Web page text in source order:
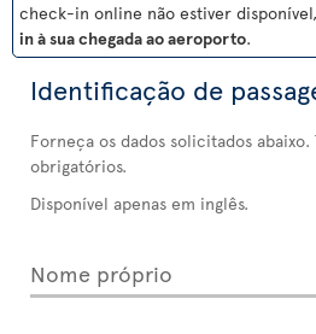
check-in online não estiver disponível,
in à sua chegada ao aeroporto.
Identificação de
Forneça os dados solicitados abaixo.
obrigatórios.
Disponível apenas em inglês.
Nome próprio